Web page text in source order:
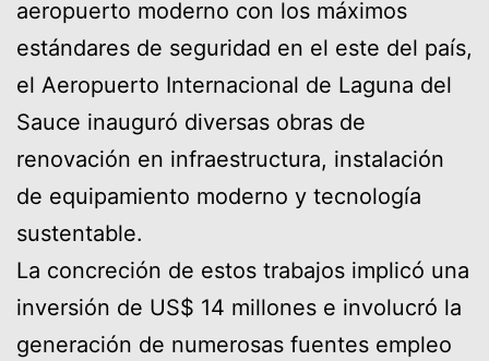
aeropuerto moderno con los máximos
estándares de seguridad en el este del país,
el Aeropuerto Internacional de Laguna del
Sauce inauguró diversas obras de
renovación en infraestructura, instalación
de equipamiento moderno y tecnología
sustentable.
La concreción de estos trabajos implicó una
inversión de US$ 14 millones e involucró la
generación de numerosas fuentes empleo